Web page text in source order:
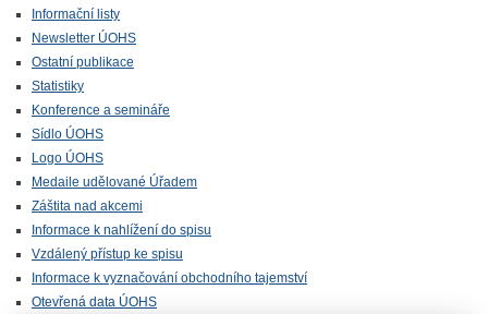
Informační listy
Newsletter ÚOHS
Ostatní publikace
Statistiky
Konference a semináře
Sídlo ÚOHS
Logo ÚOHS
Medaile udělované Úřadem
Záštita nad akcemi
Informace k nahlížení do spisu
Vzdálený přístup ke spisu
Informace k vyznačování obchodního tajemství
Otevřená data ÚOHS